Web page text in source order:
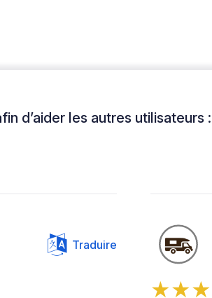
d’aider les autres utilisateurs :
Traduire